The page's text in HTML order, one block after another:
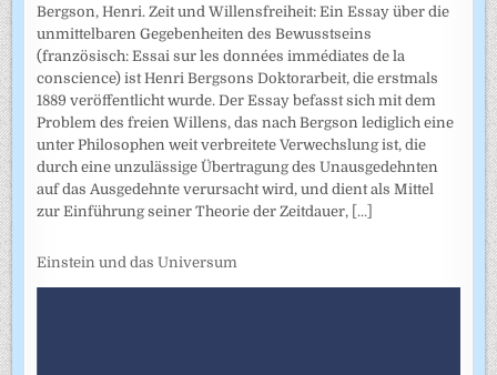
Bergson, Henri. Zeit und Willensfreiheit: Ein Essay über die
unmittelbaren Gegebenheiten des Bewusstseins
(französisch: Essai sur les données immédiates de la
conscience) ist Henri Bergsons Doktorarbeit, die erstmals
1889 veröffentlicht wurde. Der Essay befasst sich mit dem
Problem des freien Willens, das nach Bergson lediglich eine
unter Philosophen weit verbreitete Verwechslung ist, die
durch eine unzulässige Übertragung des Unausgedehnten
auf das Ausgedehnte verursacht wird, und dient als Mittel
zur Einführung seiner Theorie der Zeitdauer, [...]
Einstein und das Universum